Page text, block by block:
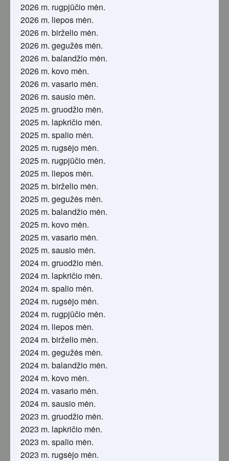
2026 m. rugpjūčio mėn.
2026 m. liepos mėn.
2026 m. birželio mėn.
2026 m. gegužės mėn.
2026 m. balandžio mėn.
2026 m. kovo mėn.
2026 m. vasario mėn.
2026 m. sausio mėn.
2025 m. gruodžio mėn.
2025 m. lapkričio mėn.
2025 m. spalio mėn.
2025 m. rugsėjo mėn.
2025 m. rugpjūčio mėn.
2025 m. liepos mėn.
2025 m. birželio mėn.
2025 m. gegužės mėn.
2025 m. balandžio mėn.
2025 m. kovo mėn.
2025 m. vasario mėn.
2025 m. sausio mėn.
2024 m. gruodžio mėn.
2024 m. lapkričio mėn.
2024 m. spalio mėn.
2024 m. rugsėjo mėn.
2024 m. rugpjūčio mėn.
2024 m. liepos mėn.
2024 m. birželio mėn.
2024 m. gegužės mėn.
2024 m. balandžio mėn.
2024 m. kovo mėn.
2024 m. vasario mėn.
2024 m. sausio mėn.
2023 m. gruodžio mėn.
2023 m. lapkričio mėn.
2023 m. spalio mėn.
2023 m. rugsėjo mėn.